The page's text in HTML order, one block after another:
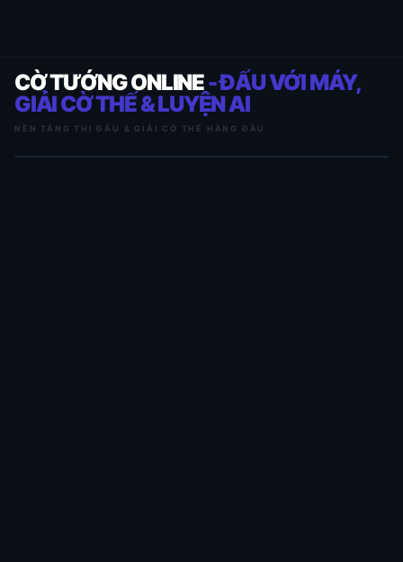
CỜ TƯỚNG ONLINE- ĐẤU VỚI MÁY,
GIẢI CỜ THẾ & LUYỆN AI
NỀN TẢNG THI ĐẤU & GIẢI CỜ THẾ HÀNG ĐẦU